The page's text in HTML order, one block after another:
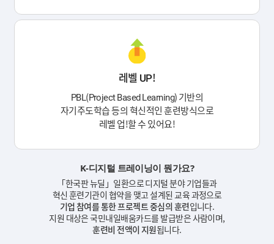
레벨 UP!
PBL(Project Based Learning) 기반의
자기주도학습 등의 혁신적인 훈련방식으로
레벨 업!할 수 있어요!
K-디지털 트레이닝이 뭔가요?
「한국판 뉴딜」일환으로 디지털 분야 기업들과
혁신 훈련기관이 협약을 맺고 설계된 교육 과정으로
기업 참여를 통한 프로젝트 중심의 훈련입니다.
지원 대상은 국민내일배움카드를 발급받은 사람이며,
훈련비 전액이 지원됩니다.